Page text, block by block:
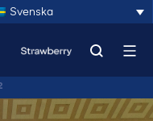
Svenska